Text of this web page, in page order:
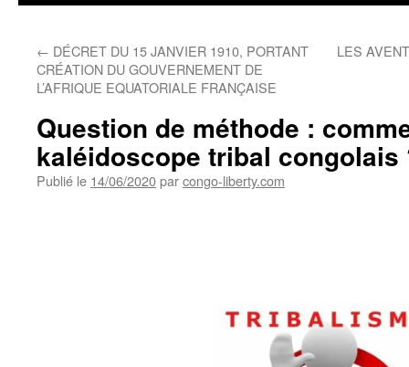
← DÉCRET DU 15 JANVIER 1910, PORTANT
CRÉATION DU GOUVERNEMENT DE
L’AFRIQUE EQUATORIALE FRANÇAISE
LES
Question de méthode :
kaléidoscope tribal congolais
Publié le 14/06/2020parcongo-liberty.com